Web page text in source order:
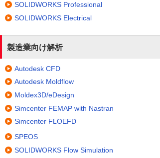
SOLIDWORKS Professional
SOLIDWORKS Electrical
製造業向け解析
Autodesk CFD
Autodesk Moldflow
Moldex3D/eDesign
Simcenter FEMAP with Nastran
Simcenter FLOEFD
SPEOS
SOLIDWORKS Flow Simulation